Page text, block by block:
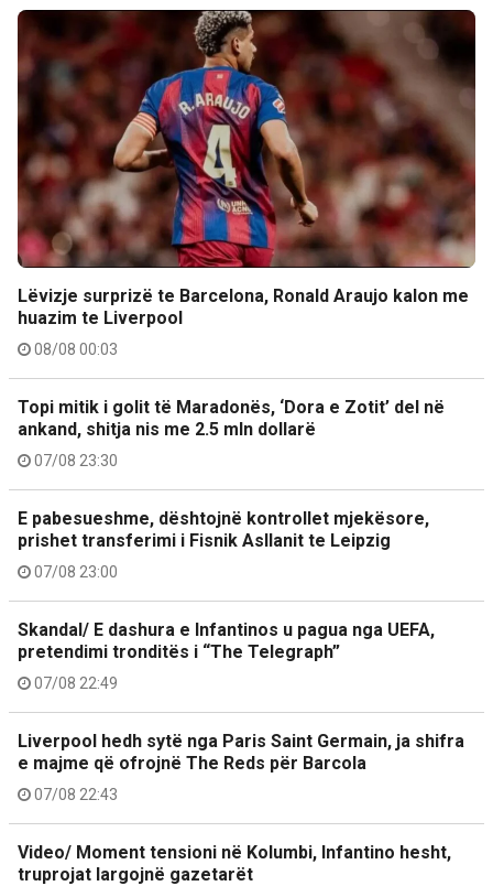
Lëvizje surprizë te Barcelona, Ronald Araujo kalon me
huazim te Liverpool
08/08 00:03
Topi mitik i golit të Maradonës, ‘Dora e Zotit’ del në
ankand, shitja nis me 2.5 mln dollarë
07/08 23:30
E pabesueshme, dështojnë kontrollet mjekësore,
prishet transferimi i Fisnik Asllanit te Leipzig
07/08 23:00
Skandal/ E dashura e Infantinos u pagua nga UEFA,
pretendimi tronditës i “The Telegraph”
07/08 22:49
Liverpool hedh sytë nga Paris Saint Germain, ja shifra
e majme që ofrojnë The Reds për Barcola
07/08 22:43
Video/ Moment tensioni në Kolumbi, Infantino hesht,
truprojat largojnë gazetarët